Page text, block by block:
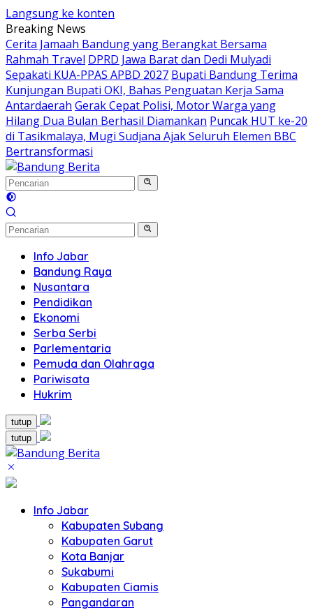
Langsung ke konten
Breaking News
Cerita Jamaah Bandung yang Berangkat Bersama
Rahmah Travel DPRD Jawa Barat dan Dedi Mulyadi
Sepakati KUA-PPAS APBD 2027 Bupati Bandung Terima
Kunjungan Bupati OKI, Bahas Penguatan Kerja Sama
Antardaerah Gerak Cepat Polisi, Motor Warga yang
Hilang Dua Bulan Berhasil Diamankan Puncak HUT ke-20
di Tasikmalaya, Mugi Sudjana Ajak Seluruh Elemen BBC
Bertransformasi
Info Jabar
Bandung Raya
Nusantara
Pendidikan
Ekonomi
Serba Serbi
Parlementaria
Pemuda dan Olahraga
Pariwisata
Hukrim
tutup
tutup
Info Jabar
Kabupaten Subang
Kabupaten Garut
Kota Banjar
Sukabumi
Kabupaten Ciamis
Pangandaran